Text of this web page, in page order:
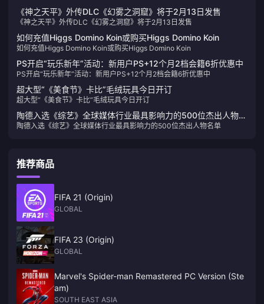
《神之天平》外传DLC《幻雾之洞窟》将于2月13日发售
《神之天平》外传DLC《幻雾之洞窟》将于2月13日发售
如何充值Higgs Domino Koin或购买Higgs Domino Koin
如何充值Higgs Domino Koin或购买Higgs Domino Koin
PS开启“玩乐新年”活动：新用户PS+12个月2档会籍6折优惠中
PS开启“玩乐新年”活动：新用户PS+12个月2档会籍6折优惠中
超大型“《美食节》卡比”毛绒玩具今日开订
超大型“《美食节》卡比”毛绒玩具今日开订
陶德入选《综艺》全球媒体行业最具影响力的500位杰出人物名
单
陶德入选《综艺》全球媒体行业最具影响力的500位杰出人物名单
推荐商品
FIFA 21 (Origin)
GLOBAL
FIFA 23 (Origin)
GLOBAL
Marvel's Spider-man Remastered PC Version (Ste
am)
SOUTH EAST ASIA